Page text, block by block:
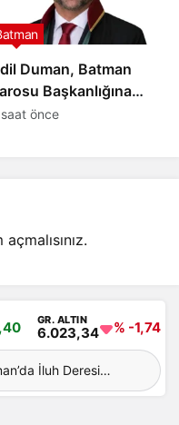
Duman, Batman
Başkanlığına
açıkladı
önce
.
GR. ALTIN
6.023,34 % -1,74
İluh Deresi